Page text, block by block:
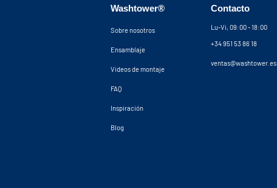
Washtower®
Sobre nosotros
Ensamblaje
Videos de montaje
FAQ
Inspiración
Blog
Contacto
Lu-Vi, 09:00 - 18:00
+34 951 53 86 18
ventas@washtower.es